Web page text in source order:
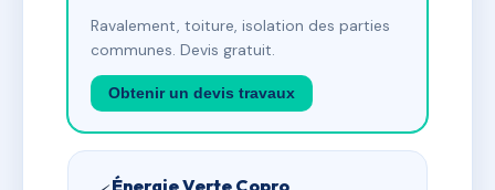
Ravalement, toiture, isolation des parties
communes. Devis gratuit.
Obtenir un devis travaux
Énergie Verte Copro